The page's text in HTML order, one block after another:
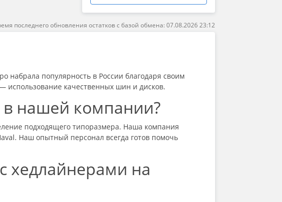
последнего обновления остатков с базой обмена: 07.08.2026 23:12
набрала популярность в России благодаря своим
качественных шин и дисков.
в нашей компании?
подходящего типоразмера. Наша компания
Наш опытный персонал всегда готов помочь
хедлайнерами на